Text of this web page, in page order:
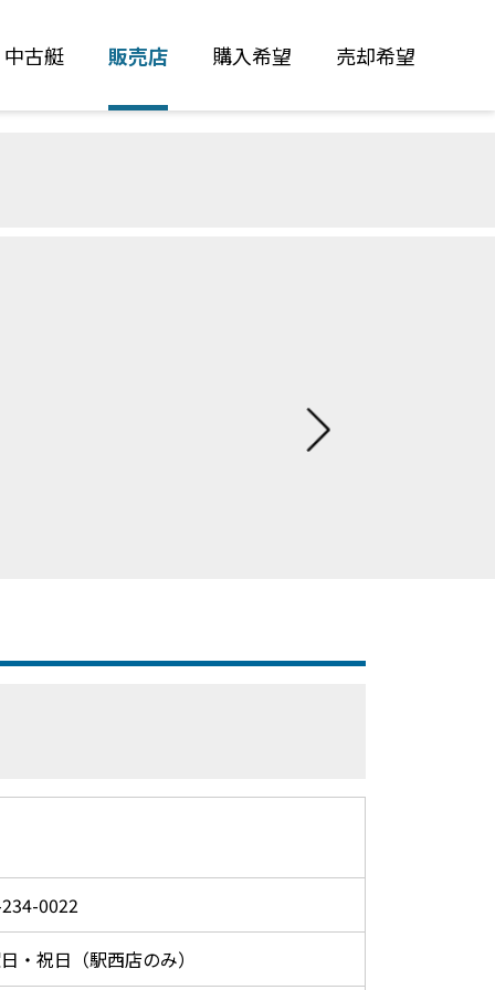
中古艇 販売店 購入希望 売却希望
0022
・祝日（駅西店のみ）